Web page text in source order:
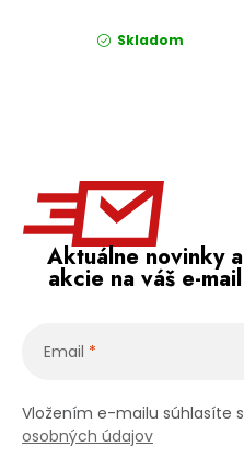
Skladom
Aktuálne novinky a
akcie na váš e-mail
Email
Vložením e-mailu súhlasíte s
osobných údajov